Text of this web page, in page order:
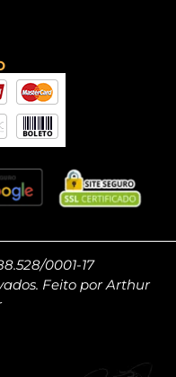
0001-17
Feito por Arthur